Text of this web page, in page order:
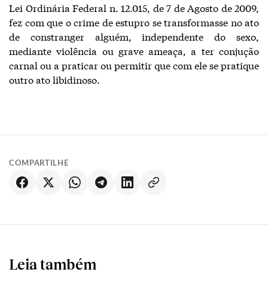
Lei Ordinária Federal n. 12.015, de 7 de Agosto de 2009,
fez com que o crime de estupro se transformasse no ato
de constranger alguém, independente do sexo,
mediante violência ou grave ameaça, a ter conjução
carnal ou a praticar ou permitir que com ele se pratique
outro ato libidinoso.
COMPARTILHE
Leia também